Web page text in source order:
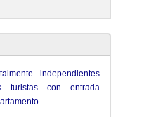
independientes
turistas con entrada